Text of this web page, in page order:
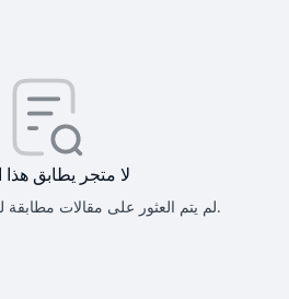
لا متجر يطابق
لم يتم العثور على مقالات مطابقة للبحث الذي تم تحديده.